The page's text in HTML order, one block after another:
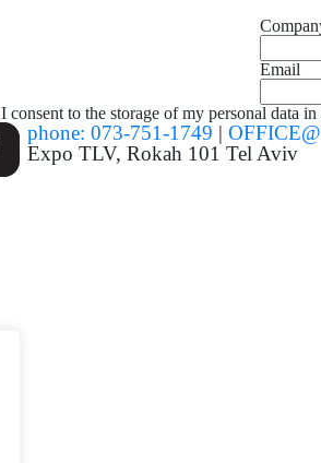
Email
I consent to the storage of my personal data
phone: 073-751-1749 |
Expo TLV, Rokah 101 Tel Aviv